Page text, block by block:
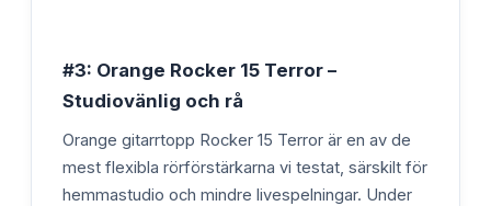
#3: Orange Rocker 15 Terror –
Studiovänlig och rå
Orange gitarrtopp Rocker 15 Terror är en av de
mest flexibla rörförstärkarna vi testat, särskilt för
hemmastudio och mindre livespelningar. Under